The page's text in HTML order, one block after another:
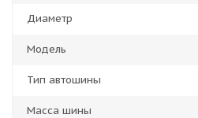
Диаметр
Модель
Тип автошины
Масса шины